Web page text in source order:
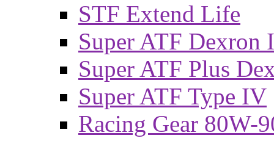
STF Extend Life
Super ATF Dexron
Super ATF Plus
Super ATF Type IV
Racing Gear 80W-